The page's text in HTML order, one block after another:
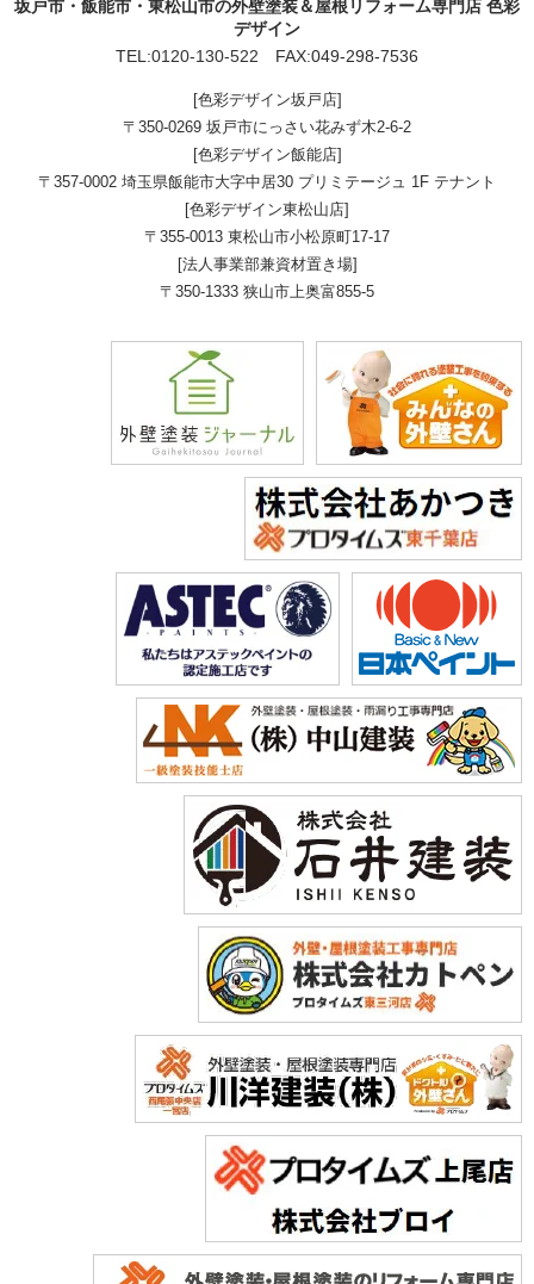
坂戸市・飯能市・東松山市の外壁塗装＆屋根リフォーム専門店 色彩
デザイン
TEL:0120-130-522 FAX:049-298-7536
[色彩デザイン坂戸店]
〒350-0269 坂戸市にっさい花みず木2-6-2
[色彩デザイン飯能店]
〒357-0002 埼玉県飯能市大字中居30 プリミテージュ 1F テナント
[色彩デザイン東松山店]
〒355-0013 東松山市小松原町17-17
[法人事業部兼資材置き場]
〒350-1333 狭山市上奥富855-5